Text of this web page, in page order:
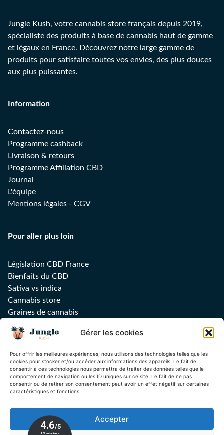
Gérer les cookies
Pour offrir les meilleures expériences, nous utilisons des technologies telles que les
cookies pour stocker et/ou accéder aux informations des appareils. Le fait de
consentir à ces technologies nous permettra de traiter des données telles que le
comportement de navigation ou les ID uniques sur ce site. Le fait de ne pas
consentir ou de retirer son consentement peut avoir un effet négatif sur certaines
caractéristiques et fonctions.
Accepter
Jungle Kush, votre cannabis store français depuis 2019,
spécialiste des produits à base de cannabis haut de gamme
et légaux en France. Découvrez notre large gamme de
produits pour satisfaire toutes vos envies, des plus douces
aux plus puissantes.
Information
Contactez-nous
Programme cashback
Livraison & retours
Programme Affiliation CBD
Journal
L'équipe
Mentions légales - CGV
Pour aller plus loin
Législation CBD France
Bienfaits du CBD
Sativa vs indica
Cannabis store
Graines de cannabis
Huile CBD
Feuilles, filtres et grinders
Guide Delta-9
Inscrivez-vous à notre newsletter !